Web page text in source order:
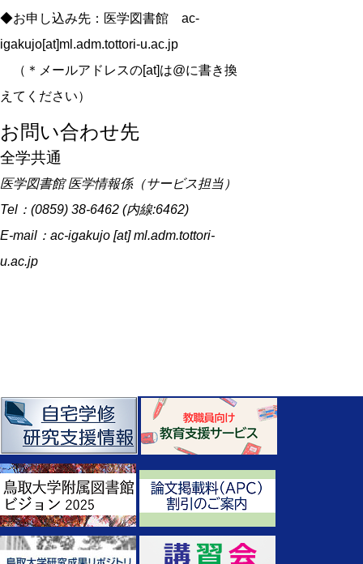
◆お申し込み先：医学図書館 ac-
igakujo[at]ml.adm.tottori-u.ac.jp
（＊メールアドレスの[at]は@に書き換
えてください）
お問い合わせ先
全学共通
医学図書館 医学情報係（サービス担当）
Tel：(0859) 38-6462 (内線:6462)
E-mail：ac-igakujo [at] ml.adm.tottori-
u.ac.jp